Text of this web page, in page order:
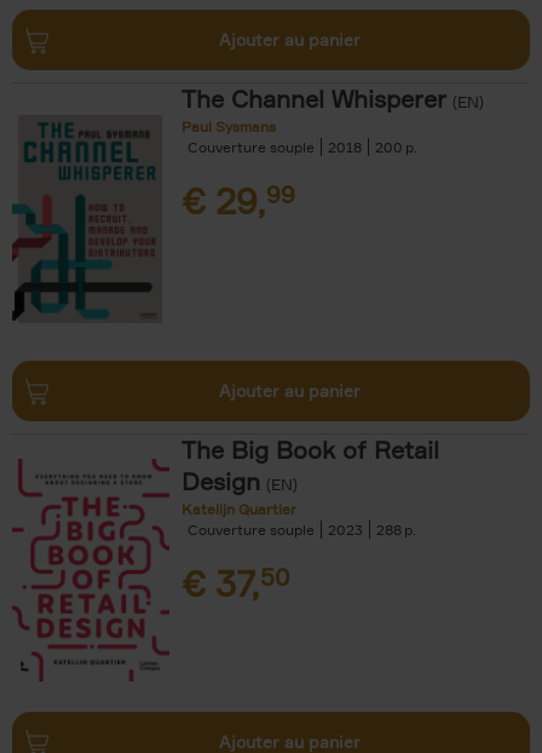
Ajouter au panier
The Channel Whisperer (EN)
Paul Sysmans
Couverture souple
2018 200
€ 29,99
Ajouter au panier
The Big Book of Retail
Design (EN)
Katelijn Quartier
Couverture souple
2023 288
€ 37,50
Ajouter au panier